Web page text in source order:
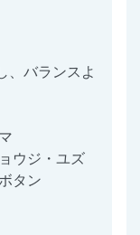
、バランスよ
ウジ・ユズ
タン